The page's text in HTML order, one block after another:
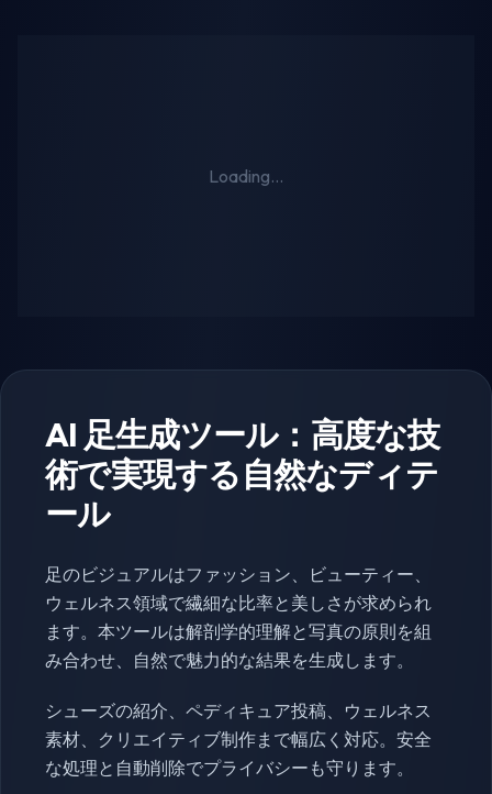
Loading...
AI 足生成ツール：高度な技
術で実現する自然なディテ
ール
足のビジュアルはファッション、ビューティー、
ウェルネス領域で繊細な比率と美しさが求められ
ます。本ツールは解剖学的理解と写真の原則を組
み合わせ、自然で魅力的な結果を生成します。
シューズの紹介、ペディキュア投稿、ウェルネス
素材、クリエイティブ制作まで幅広く対応。安全
な処理と自動削除でプライバシーも守ります。